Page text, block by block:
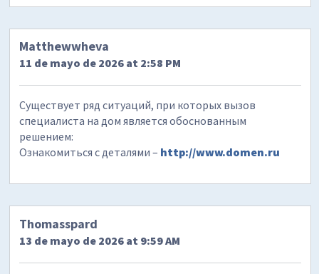
Matthewwheva
11 de mayo de 2026 at 2:58 PM
Существует ряд ситуаций, при которых вызов
специалиста на дом является обоснованным
решением:
Ознакомиться с деталями – http://www.domen.ru
Thomasspard
13 de mayo de 2026 at 9:59 AM